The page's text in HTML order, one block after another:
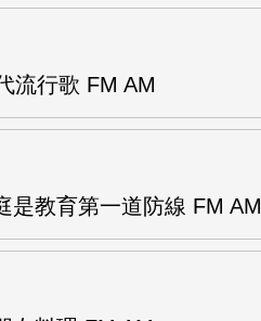
流行歌 FM AM
是教育第一道防線 FM AM